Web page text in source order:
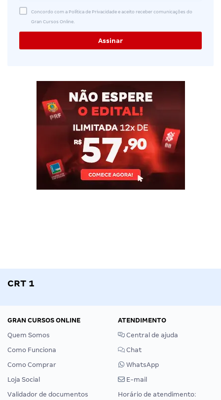
Concordo com a Política de Privacidade e aceito receber comunicações do
Gran Cursos Online.
CRT 1
GRAN CURSOS ONLINE
Quem Somos
Como Funciona
Como Comprar
Loja Social
Validador de documentos
ATENDIMENTO
Central de ajuda
Chat
WhatsApp
E-mail
Horário de atendimento: